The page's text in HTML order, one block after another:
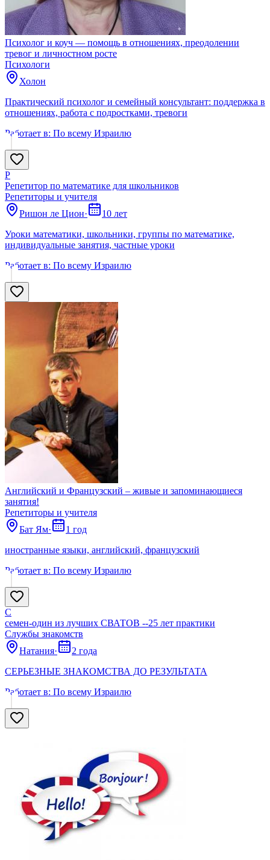
Психолог и коуч — помощь в отношениях, преодолении
тревог и личностном росте
Психологи
Холон
Практический психолог и семейный консультант: поддержка в
отношениях, работа с подростками, тревоги
Работает в: По всему Израилю
Р
Репетитор по математике для школьников
Репетиторы и учителя
Ришон ле Цион·
10 лет
Уроки математики, школьники, группы по математике,
индивидуальные занятия, частные уроки
Работает в: По всему Израилю
Английский и Французский – живые и запоминающиеся
занятия!
Репетиторы и учителя
Бат Ям·
1 год
иностранные языки, английский, французский
Работает в: По всему Израилю
С
семен-один из лучших СВАТОВ --25 лет практики
Службы знакомств
Натания·
2 года
СЕРЬЕЗНЫЕ ЗНАКОМСТВА ДО РЕЗУЛЬТАТА
Работает в: По всему Израилю